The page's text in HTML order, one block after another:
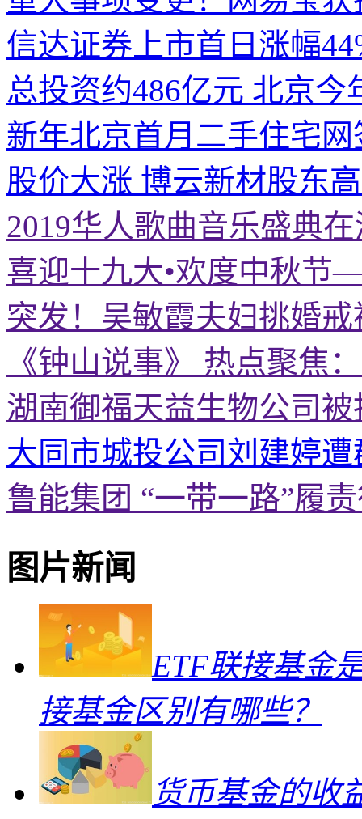
信达证券上市首日涨幅
总投资约486亿元 北京今
新年北京首月二手住宅
股价大涨 博云新材股东
2019华人歌曲音乐盛典
喜迎十九大•欢度中秋节
突发！吴敏霞夫妇挑婚
《钟山说事》 热点聚焦
湖南御福天益生物公司
大同市城投公司刘建婷
鲁能集团 “一带一路”履
图片新闻
ETF联接基金
接基金区别有哪些？
货币基金的收